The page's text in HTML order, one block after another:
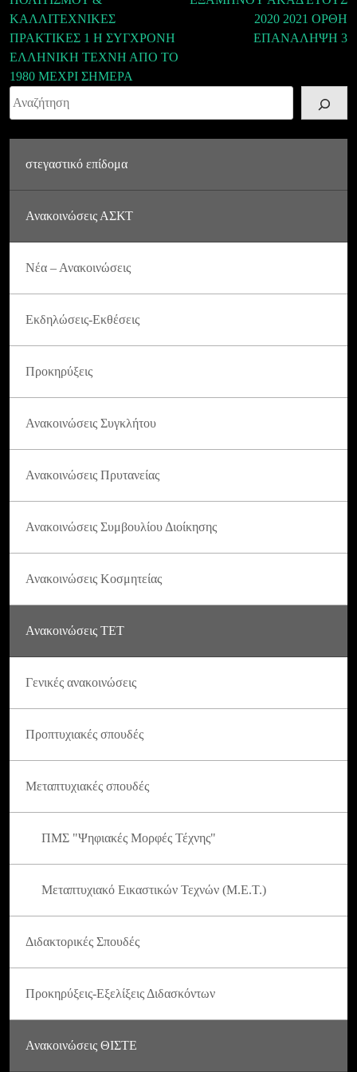
ΚΑΛΛΙΤΕΧΝΙΚΕΣ
ΠΡΑΚΤΙΚΕΣ 1 Η ΣΥΓΧΡΟΝΗ
ΕΛΛΗΝΙΚΗ ΤΕΧΝΗ ΑΠΟ ΤΟ
1980 ΜΕΧΡΙ ΣΗΜΕΡΑ
2020 2021 ΟΡΘΗ
ΕΠΑΝΑΛΗΨΗ 3
Αναζήτηση
στεγαστικό επίδομα
Ανακοινώσεις ΑΣΚΤ
Νέα – Ανακοινώσεις
Εκδηλώσεις-Εκθέσεις
Προκηρύξεις
Ανακοινώσεις Συγκλήτου
Ανακοινώσεις Πρυτανείας
Ανακοινώσεις Συμβουλίου Διοίκησης
Ανακοινώσεις Κοσμητείας
Ανακοινώσεις ΤΕΤ
Γενικές ανακοινώσεις
Προπτυχιακές σπουδές
Μεταπτυχιακές σπουδές
ΠΜΣ "Ψηφιακές Μορφές Τέχνης"
Μεταπτυχιακό Εικαστικών Τεχνών (Μ.Ε.Τ.)
Διδακτορικές Σπουδές
Προκηρύξεις-Εξελίξεις Διδασκόντων
Ανακοινώσεις ΘΙΣΤΕ